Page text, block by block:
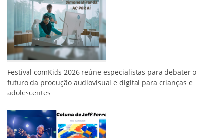
Festival comKids 2026 reúne especialistas para debater o
futuro da produção audiovisual e digital para crianças e
adolescentes